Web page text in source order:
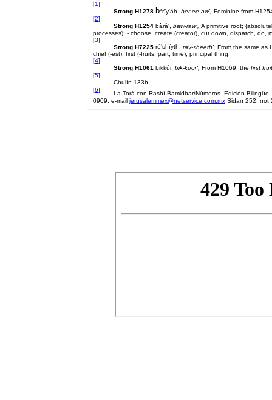
[1]
Strong H1278 berîy'âh, ber-ee-aw', Feminine from
[2]
Strong H1254 bârâ', baw-raw', A primitive root;
processes): - choose, create (creator), cut down, dispatch, do,
[3]
Strong H7225 rê'shîyth, ray-sheeth', From the same as
chief (-est), first (-fruits, part, time), principal thing.
[4]
Strong H1061 bikkûr, bik-koor', From H1069; the first
[5]
Chulín 133b
[6]
La Torá con Rashí Bamidbar/Números. Edición
0909, e-mail jerusalemmex@netservice.com.mx Sidan 252, not